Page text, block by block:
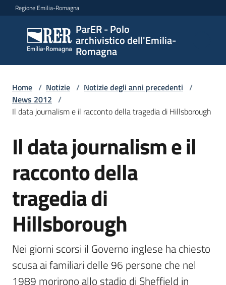
Vai al contenuto
Vai alla navigazione
Vai al footer
Regione Emilia-Romagna
ParER - Polo
archivistico dell'Emilia-
Romagna
ParER -
Polo
archivistico
Romagna
archivistico
Archivio
storico
Conservazione
Argomenti
Home / Notizie / Notizie degli anni precedenti /
News 2012 /
Il data journalism e il racconto della tragedia di Hillsborough
Salta al contenuto
Il data journalism e il
racconto della
tragedia di
Hillsborough
Nei giorni scorsi il Governo inglese ha chiesto
scusa ai familiari delle 96 persone che nel
1989 morirono allo stadio di Sheffield in